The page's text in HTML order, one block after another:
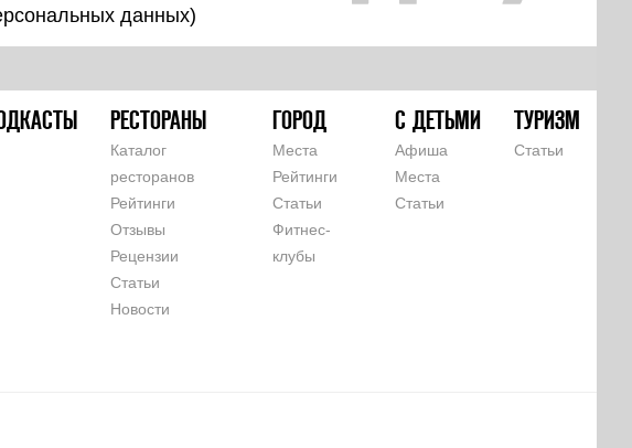
данных)
РЕСТОРАНЫ
Каталог
ресторанов
Рейтинги
Отзывы
Рецензии
Статьи
Новости
ГОРОД
Места
Рейтинги
Статьи
Фитнес-
клубы
С ДЕТЬМИ
Афиша
Места
Статьи
ТУРИЗМ
Статьи